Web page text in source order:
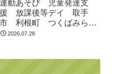
運動あそび 児童発達支
援 放課後等デイ 取手
市 利根町 つくばみらい
市 2026.07.28